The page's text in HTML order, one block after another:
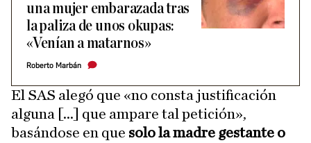
una mujer embarazada tras
la paliza de unos okupas:
«Venían a matarnos»
Roberto Marbán
El SAS alegó que «no consta justificación
alguna [...] que ampare tal petición»,
basándose en que solo la madre gestante o